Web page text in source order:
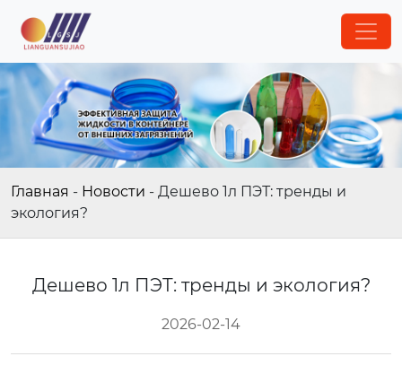
Главная - Новости - Дешево 1л ПЭТ: тренды и
экология?
Дешево 1л ПЭТ: тренды и экология?
2026-02-14